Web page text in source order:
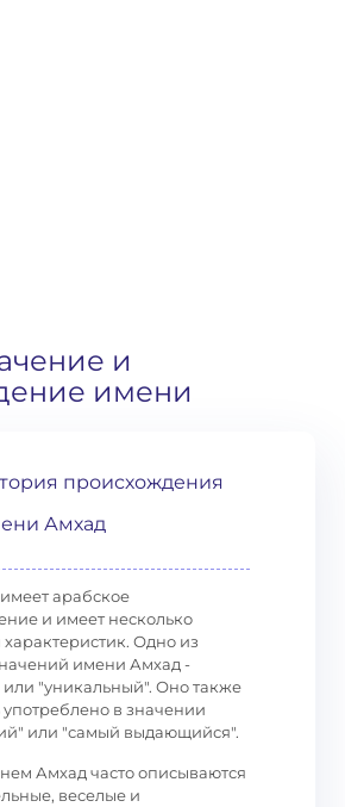
и
имени
происхождения
Амхад
арабское
и имеет несколько
Одно из
имени Амхад -
"уникальный". Оно также
в значении
или "самый выдающийся".
Амхад часто описываются
веселые и